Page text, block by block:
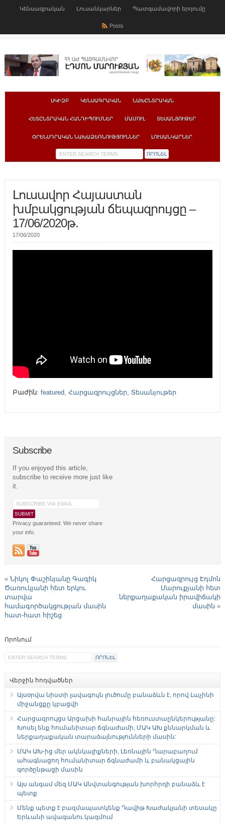
Կենսագրական Լուսանկարներ Պատգամավորի երդումը
Posts
ՍԿԻԶԲ ԿԵՆՍԱԳՐԱԿԱՆ ՆԱԽԸՆՏՐԱԿԱՆ
ՀԵՏԸՆՏՐԱԿԱՆ ՀԱՆԴԻՊՈՒՄՆԵՐ ՄԱՄՈՒԼ ՏԵՍԱՆՅՈՒԹԵՐ
ՕՐԵՆՍԴՐԱԿԱՆ ՆԱԽԱՁԵՌՆՈՒԹՅՈՒՆՆԵՐ ԼՈՒՍԱՆԿԱՐՆԵՐ
Լուսավոր Հայաստան
խմբակցության ճեպազրույցը –
17/06/2020թ.
17/06/2020
Բաժին: featured, Հարցազրույցներ, Տեսանյութեր
Subscribe
If you enjoyed this article,
subscribe to receive more just like
it.
Privacy guaranteed. We never share
your info.
« Նիկոլ Փաշինյանը Գագիկ
Ծառուկյանի հետ երկու
տարվա
համագործակցության մասին
հատ-հատ հիշեց
Հարցազրույց Էդմոն
Մարուքյանի հետ
ներքաղաքական իրավիճակի
մասին »
Որոնում
Վերջին հոդվածներ
Այսօրվա նիստի լավագույն լուծումը բանաձևն է, որով Լաչինի
միջանցքը կբացվի
Հարցազրույցս Արցախի հանրային հեռուստաընկերությանը:
Խոսել ենք հումանիտար ճգնաժամի, ՄԱԿ ԱԽ քննարկման և
ներքաղաքական տարաձայնությունների մասին:
ՄԱԿ ԱԽ-ից մեր ակնկալիքների, Լեռնային Ղարաբաղում
ահագնացող հումանիտար ճգնաժամի և բանակցային
գործընթացի մասին
Այս անգամ մեզ ՄԱԿ Անվտանգության խորհրդի բանաձև է
պետք
Մենք պետք է բազմապատկենք Դավիթ Խաժակյանի տեսակը
Երևանի ավագանու կազմում